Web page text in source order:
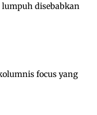
disebabkan
focus yang